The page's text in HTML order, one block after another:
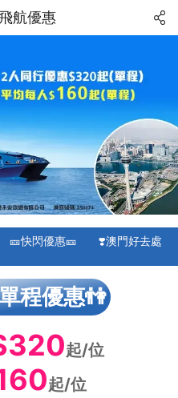
航優惠
🎫快閃優惠🎫 ❣️澳門好去處
程優惠👫
起/位
起/位